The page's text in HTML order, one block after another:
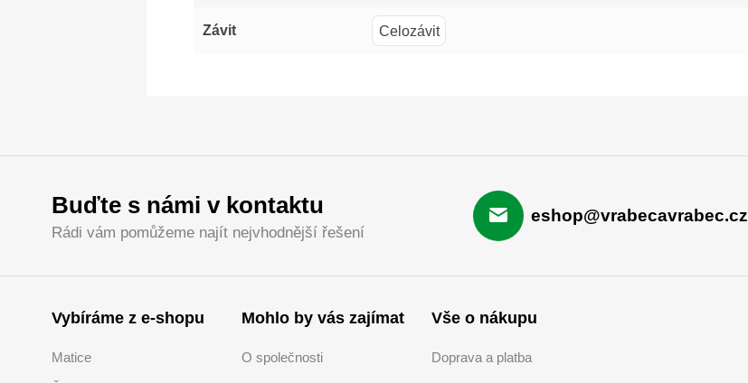
Závit Celozávit
Buďte s námi v kontaktu
Rádi vám pomůžeme najít nejvhodnější řešení
eshop@vrabecavrabec.cz
Vybíráme z e-shopu
Matice
Mohlo by vás zajímat
O společnosti
Vše o nákupu
Doprava a platba